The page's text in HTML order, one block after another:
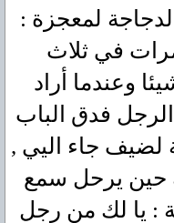
لمعجزة :
مرات في ثلاث
وعندما أراد
فدق الباب
لضيف جاء اليي ,
حين يرحل سمع
: يا لك من رجل